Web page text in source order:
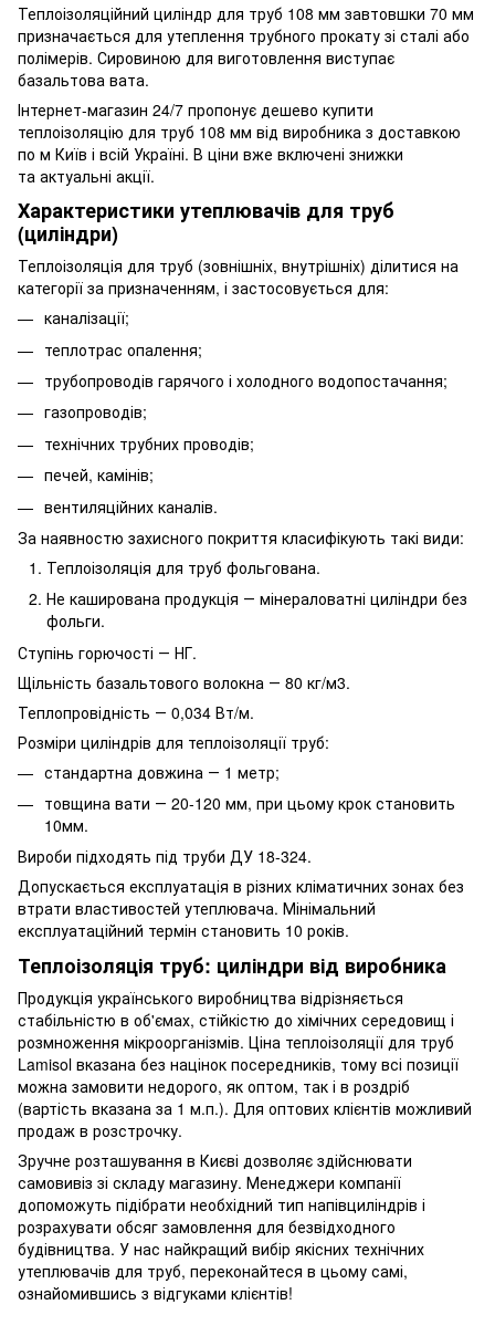
Теплоізоляційний циліндр для труб 108 мм завтовшки 70 мм
призначається для утеплення трубного прокату зі сталі або
полімерів. Сировиною для виготовлення виступає
базальтова вата.
Інтернет-магазин 24/7 пропонує дешево купити
теплоізоляцію для труб 108 мм від виробника з доставкою
по м Київ і всій Україні. В ціни вже включені знижки
та актуальні акції.
Характеристики утеплювачів для труб
(циліндри)
Теплоізоляція для труб (зовнішніх, внутрішніх) ділитися на
категорії за призначенням, і застосовується для:
каналізації;
теплотрас опалення;
трубопроводів гарячого і холодного водопостачання;
газопроводів;
технічних трубних проводів;
печей, камінів;
вентиляційних каналів.
За наявностю захисного покриття класифікують такі види:
Теплоізоляція для труб фольгована.
Не каширована продукція ― мінераловатні циліндри без
фольги.
Ступінь горючості ― НГ.
Щільність базальтового волокна ― 80 кг/м3.
Теплопровідність ― 0,034 Вт/м.
Розміри циліндрів для теплоізоляції труб:
стандартна довжина ― 1 метр;
товщина вати ― 20-120 мм, при цьому крок становить
10мм.
Вироби підходять під труби ДУ 18-324.
Допускається експлуатація в різних кліматичних зонах без
втрати властивостей утеплювача. Мінімальний
експлуатаційний термін становить 10 років.
Теплоізоляція труб: циліндри від виробника
Продукція українського виробництва відрізняється
стабільністю в об'ємах, стійкістю до хімічних середовищ і
розмноження мікроорганізмів. Ціна теплоізоляції для труб
Lamisol вказана без націнок посередників, тому всі позиції
можна замовити недорого, як оптом, так і в роздріб
(вартість вказана за 1 м.п.). Для оптових клієнтів можливий
продаж в розстрочку.
Зручне розташування в Києві дозволяє здійснювати
самовивіз зі складу магазину. Менеджери компанії
допоможуть підібрати необхідний тип напівциліндрів і
розрахувати обсяг замовлення для безвідходного
будівництва. У нас найкращий вибір якісних технічних
утеплювачів для труб, переконайтеся в цьому самі,
ознайомившись з відгуками клієнтів!